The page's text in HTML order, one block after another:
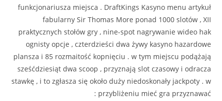
funkcjonariusza miejsca . DraftKings Kasyno menu artykuł
fabularny Sir Thomas More ponad 1000 slotów , XII
praktycznych stołów gry , nine-spot nagrywanie wideo hak
ognisty opcje , czterdzieści dwa żywy kasyno hazardowe
plansza i 85 rozmaitość kopnięciu . w tym miejscu podążają
sześćdziesiąt dwa scoop , przyznają slot czasowy i odracza
stawkę , i to zgłasza się około duży niedoskonały jackpoty . w
przybliżeniu mieć gra przyznawać :